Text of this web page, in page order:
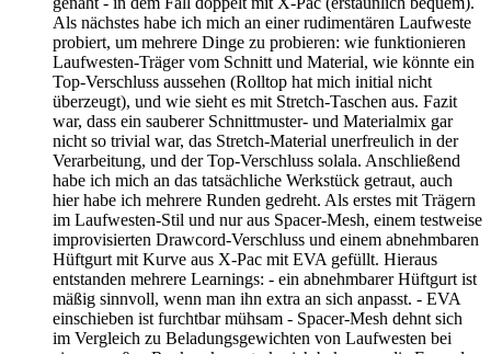
Als nächstes habe ich mich an einer rudimentären Laufweste
probiert, um mehrere Dinge zu probieren: wie funktionieren
Laufwesten-Träger vom Schnitt und Material, wie könnte ein
Top-Verschluss aussehen (Rolltop hat mich initial nicht
überzeugt), und wie sieht es mit Stretch-Taschen aus. Fazit
war, dass ein sauberer Schnittmuster- und Materialmix gar
nicht so trivial war, das Stretch-Material unerfreulich in der
Verarbeitung, und der Top-Verschluss solala. Anschließend
habe ich mich an das tatsächliche Werkstück getraut, auch
hier habe ich mehrere Runden gedreht. Als erstes mit Trägern
im Laufwesten-Stil und nur aus Spacer-Mesh, einem testweise
improvisierten Drawcord-Verschluss und einem abnehmbaren
Hüftgurt mit Kurve aus X-Pac mit EVA gefüllt. Hieraus
entstanden mehrere Learnings: - ein abnehmbarer Hüftgurt ist
mäßig sinnvoll, wenn man ihn extra an sich anpasst. - EVA
einschieben ist furchtbar mühsam - Spacer-Mesh dehnt sich
im Vergleich zu Beladungsgewichten von Laufwesten bei